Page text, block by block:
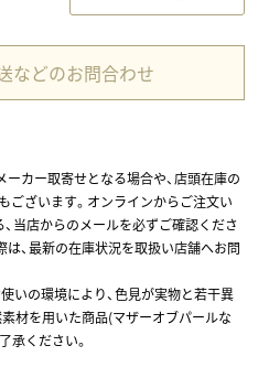
などのお問合わせ
ーカー取寄せとなる場合や、店頭在庫の
ございます。オンラインからご注文い
当店からのメールを必ずご確認くださ
、最新の在庫状況を取扱い店舗へお問
いの環境により、色見が実物と若干異
材を用いた商品(マザーオブパールな
承ください。